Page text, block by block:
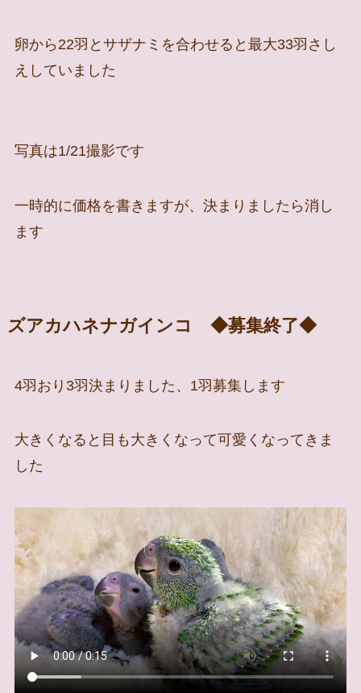
卵から22羽とサザナミを合わせると最大33羽さし
えしていました
写真は1/21撮影です
一時的に価格を書きますが、決まりましたら消し
ます
ズアカハネナガインコ ◆募集終了◆
4羽おり3羽決まりました、1羽募集します
大きくなると目も大きくなって可愛くなってきま
した